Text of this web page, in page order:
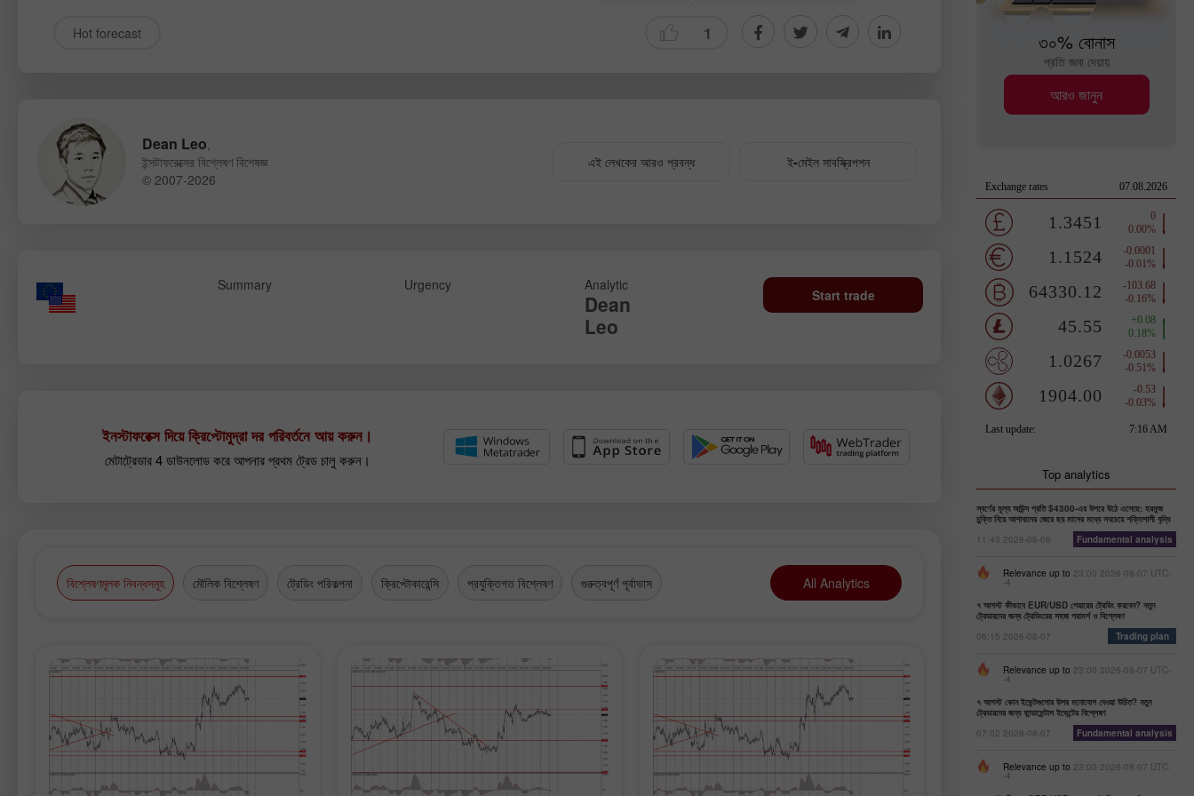
Hot forecast 1
Dean Leo,
ইন্সটাফরেক্সের বিশ্লেষণ বিশেষজ্ঞ
© 2007-2026
এই লেখকের আরও প্রবন্ধ ই-মেইল সাবস্ক্রিপশন
Summary Urgency Analytic
Dean
Leo
Start trade
ইনস্টাফরেক্স দিয়ে ক্রিপ্টোমুদ্রা দর পরিবর্তনে আয় করুন।
মেটাট্রেডার 4 ডাউনলোড করে আপনার প্রথম ট্রেড চালু করুন।
বিশ্লেষণমূলক নিবন্ধসমূহ মৌলিক বিশ্লেষণ ট্রেডিং পরিকল্পনা ক্রিপ্টোকারেন্সি প্রযুক্তিগত বিশ্লেষণ গুরুত্বপূর্ণ পূর্বাভাস All Analytics
৩০% বোনাস
প্রতি জমা দেয়ায়
আরও জানুন
Top analytics
স্বর্ণের মূল্য আউন্স প্রতি $4300-এর উপরে উঠে এসেছে: হরমুজ
চুক্তি নিয়ে আশাবাদের জেরে ছয় মাসের মধ্যে সবচেয়ে শক্তিশালী বৃদ্ধি
11:43 2026-08-06
Fundamental analysis
Relevance up to 23:00 2026-08-07 UTC-
-4
৭ আগস্ট কীভাবে EUR/USD পেয়ারের ট্রেডিং করবেন? নতুন
ট্রেডারদের জন্য ট্রেডিংয়ের সহজ পরামর্শ ও বিশ্লেষণ
06:15 2026-08-07
Trading plan
Relevance up to 23:00 2026-08-07 UTC-
-4
৭ আগস্ট কোন ইভেন্টগুলোর উপর মনোযোগ দেওয়া উচিত? নতুন
ট্রেডারদের জন্য ফান্ডামেন্টাল ইভেন্টের বিশ্লেষণ
07:02 2026-08-07
Fundamental analysis
Relevance up to 23:00 2026-08-07 UTC-
-4